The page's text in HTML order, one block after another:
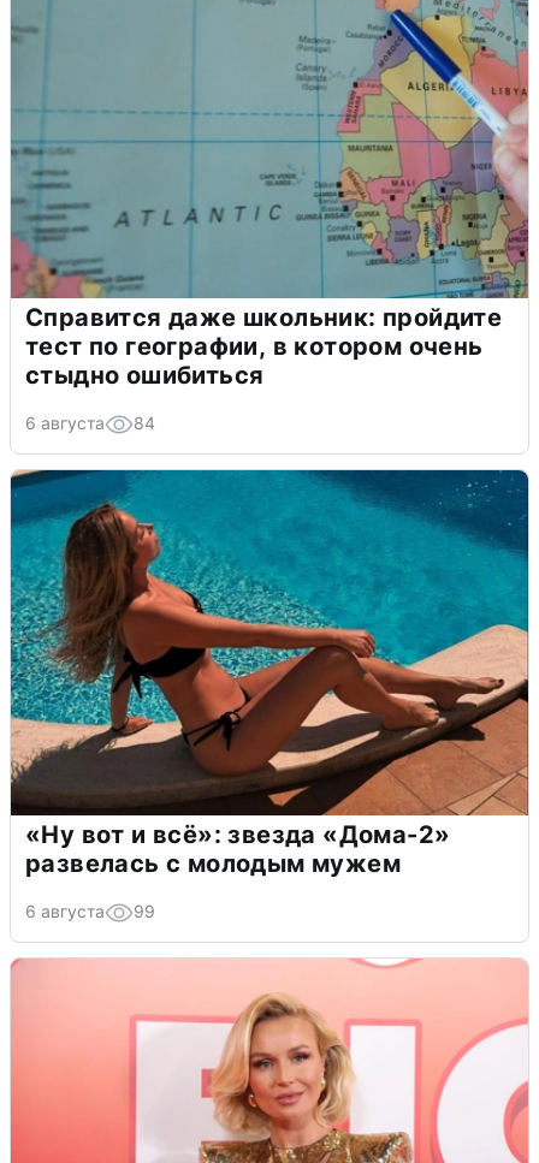
Справится даже школьник: пройдите
тест по географии, в котором очень
стыдно ошибиться
6 августа 84
«Ну вот и всё»: звезда «Дома-2»
развелась с молодым мужем
6 августа 99